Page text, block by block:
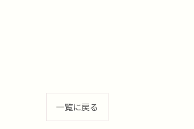
一覧に戻る